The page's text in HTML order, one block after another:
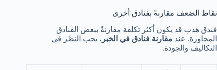
نقاط الضعف مقارنةً بفنادق أخرى
فندق هدب قد يكون أكثر تكلفة مقارنةً ببعض الفنادق
المجاورة. عند مقارنة فنادق في الخبر ، يجب النظر في
التكاليف والجودة.